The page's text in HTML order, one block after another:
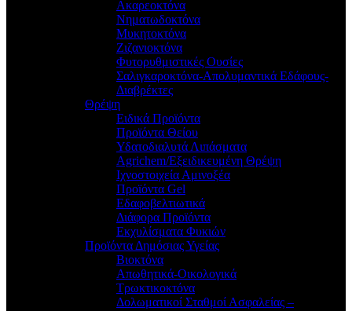
Ακαρεοκτόνα
Νηματωδοκτόνα
Μυκητοκτόνα
Ζιζανιοκτόνα
Φυτορυθμιστικές Ουσίες
Σαλιγκαροκτόνα-Απολυμαντικά Εδάφους-
Διαβρέκτες
Θρέψη
Ειδικά Προϊόντα
Προϊόντα Θείου
Υδατοδιαλυτά Λιπάσματα
Agrichem/Εξειδικευμένη Θρέψη
Ιχνοστοιχεία Αμινοξέα
Προϊόντα Gel
Εδαφοβελτιωτικά
Διάφορα Προϊόντα
Εκχυλίσματα Φυκιών
Προϊόντα Δημόσιας Υγείας
Βιοκτόνα
Απωθητικά-Οικολογικά
Τρωκτικοκτόνα
Δολωματικοί Σταθμοί Ασφαλείας –